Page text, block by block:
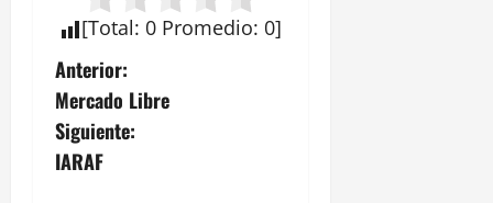
[Total: 0 Promedio: 0]
N
a
v
Anterior:
Mercado Libre
Siguiente:
IARAF